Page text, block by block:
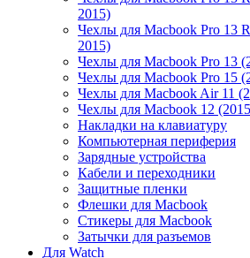
2015)
Чехлы для Macbook Pro 13
2015)
Чехлы для Macbook Pro 13
Чехлы для Macbook Pro 15
Чехлы для Macbook Air 11
Чехлы для Macbook 12
Накладки на клавиатуру
Компьютерная периферия
Зарядные устройства
Кабели и переходники
Защитные пленки
Флешки для Macbook
Стикеры для Macbook
Затычки для разъемов
Для Watch